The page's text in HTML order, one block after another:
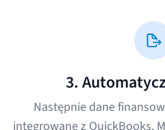
3.
Następnie dane
integrowane z QuickBooks,